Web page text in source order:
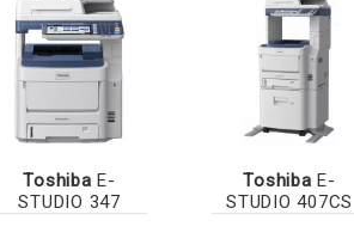
Toshiba E-
STUDIO 347
Toshiba E-
STUDIO 407CS